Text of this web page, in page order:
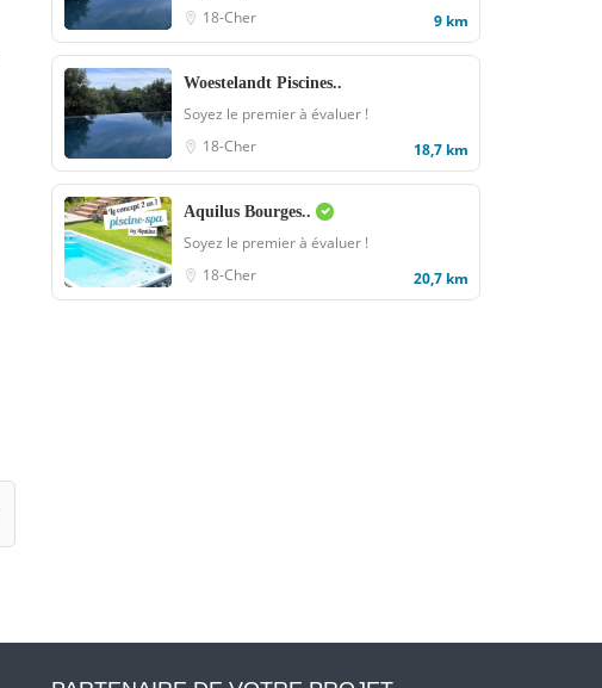
18-Cher
9 km
Woestelandt Piscines..
Soyez le premier à évaluer !
18-Cher
18,7 km
Aquilus Bourges..
Soyez le premier à évaluer !
18-Cher
20,7 km